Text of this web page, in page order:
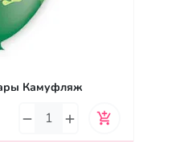
Камуфляж